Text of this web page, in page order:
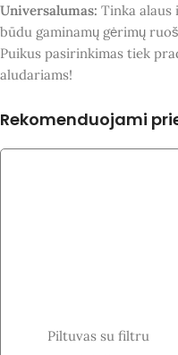
Universalumas: Tinka
būdu gaminamų gėrimų
Puikus pasirinkimas tiek
aludariams!
Rekomenduojami
Piltuvas su filtru